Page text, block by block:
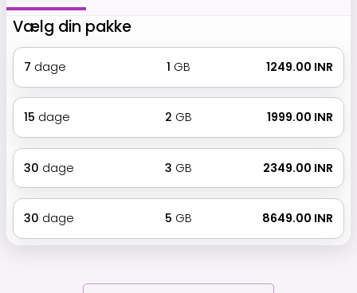
Vælg din pakke
7 dage 1 GB ₹ 1249.00 INR
15 dage 2 GB ₹ 1999.00 INR
30 dage 3 GB ₹ 2349.00 INR
30 dage 5 GB ₹ 8649.00 INR